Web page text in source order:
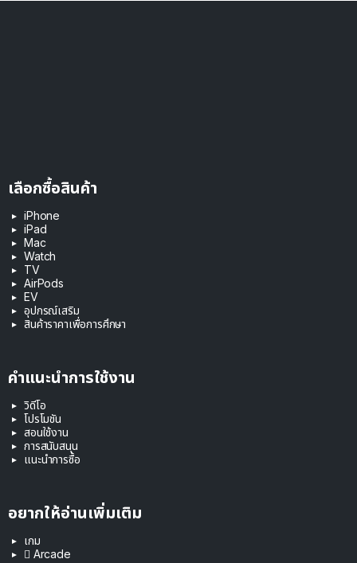
เลือกซื้อสินค้า
iPhone
iPad
Mac
Watch
TV
AirPods
EV
อุปกรณ์เสริม
สินค้าราคาเพื่อการศึกษา
คำแนะนำการใช้งาน
วิดีโอ
โปรโมชัน
สอนใช้งาน
การสนับสนุน
แนะนำการซื้อ
อยากให้อ่านเพิ่มเติม
เกม
 Arcade